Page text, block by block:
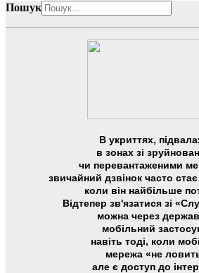
Пошук
В укриттях,
в зонах зі
чи перевантаженими
звичайний дзвінок часто
коли він найбільше
Відтепер зв'язатися зі
можна через
мобільний
навіть тоді, коли
мережа «не
але є доступ до